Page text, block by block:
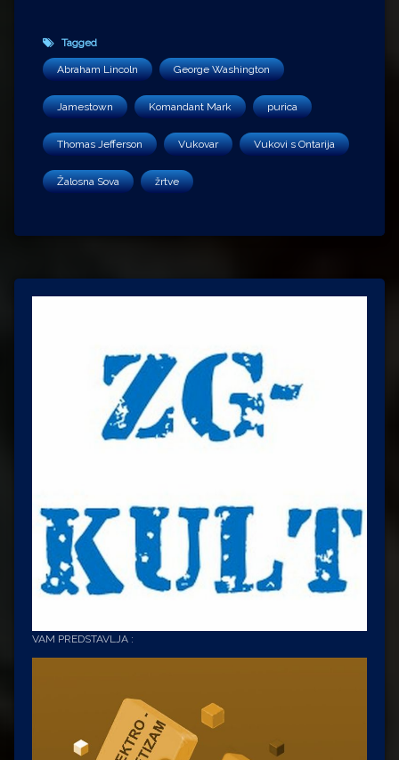
Tagged
Abraham Lincoln George Washington
Jamestown Komandant Mark purica
Thomas Jefferson Vukovar Vukovi s Ontarija
Žalosna Sova žrtve
VAM PREDSTAVLJA :